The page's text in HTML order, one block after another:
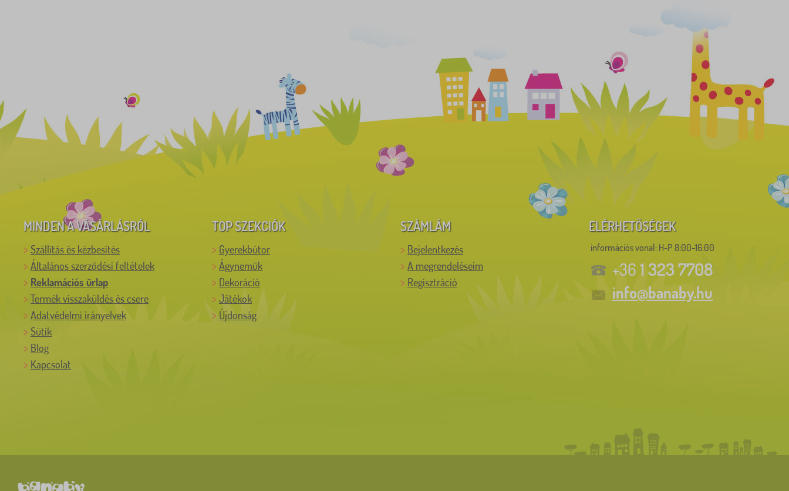
MINDEN A VÁSÁRLÁSRÓL
Szállítás és kézbesítés
Általános szerződési feltételek
Reklamációs űrlap
Termék visszaküldés és csere
Adatvédelmi irányelvek
Sütik
Blog
Kapcsolat
TOP SZEKCIÓK
Gyerekbútor
Ágyneműk
Dekoráció
Játékok
Újdonság
SZÁMLÁM
Bejelentkezés
A megrendeléseim
Regisztráció
ELÉRHETŐSÉGEK
információs vonal: H-P 8:00-16:00
+361 323 7708
info@banaby.hu